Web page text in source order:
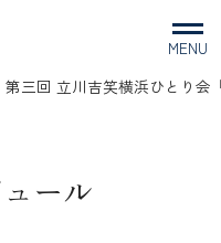
MENU
第三回 立川吉笑横浜ひとり会
ール